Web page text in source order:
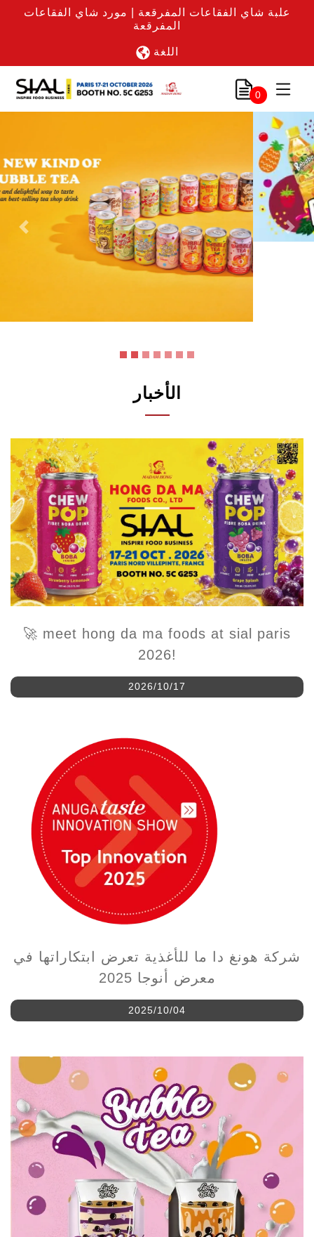
علبة شاي الفقاعات المفرقعة | مورد شاي الفقاعات
المفرقعة
اللغة
0
Previous
🚀 meet hong da ma foods at sial paris
2026!
2026/10/17
شركة هونغ دا ما للأغذية تعرض ابتكاراتها في
معرض أنوجا 2025
2025/10/04